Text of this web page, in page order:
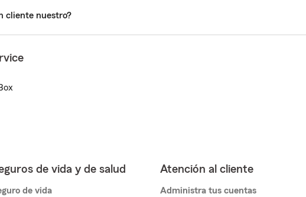
cliente nuestro?
de vida y de salud
de vida
Atención al cliente
Administra tus cuentas